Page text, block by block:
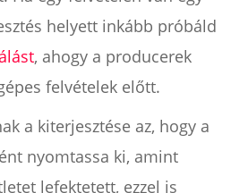
helyett inkább próbáld
, ahogy a producerek
felvételek előtt.
a kiterjesztése az, hogy a
nyomtassa ki, amint
lefektetett, ezzel is